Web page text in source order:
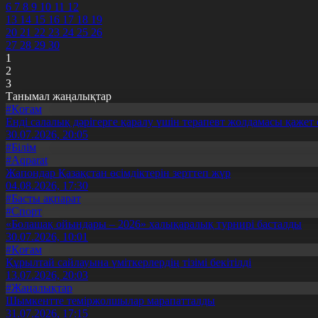
6 7 8 9 10 11 12
13 14 15 16 17 18 19
20 21 22 23 24 25 26
27 28 29 30
1
2
3
Танымал жаңалықтар
#Қоғам
Енді салалық дәрігерге қаралу үшін терапевт жолдамасы қажет
30.07.2026, 20:05
#Білім
#Aqparat
Жапондар Қазақстан өсімдіктерін зерттеп жүр
04.08.2026, 17:30
#Басты ақпарат
#Спорт
«Болашақ ойындары – 2026» халықаралық турнирі басталды
30.07.2026, 10:01
#Қоғам
Құрылтай сайлауына үміткерлердің тізімі бекітілді
13.07.2026, 20:03
#Жаңалықтар
Шымкентте теміржолшылар марапатталды
31.07.2026, 17:15